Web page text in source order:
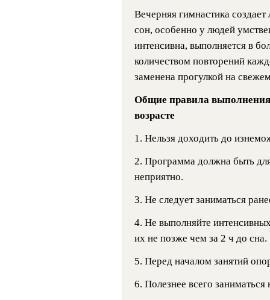
Вечерняя гимнастика
сон, особенно у людей
интенсивна, выполняется в
количеством повторений
заменена прогулкой на
Общие правила
возрасте
1. Нельзя доходить до
2. Программа должна быть
неприятно.
3. Не следует заниматься
4. Не выполняйте
их не позже чем за 2 ч до сна.
5. Перед началом занятий
6. Полезнее всего